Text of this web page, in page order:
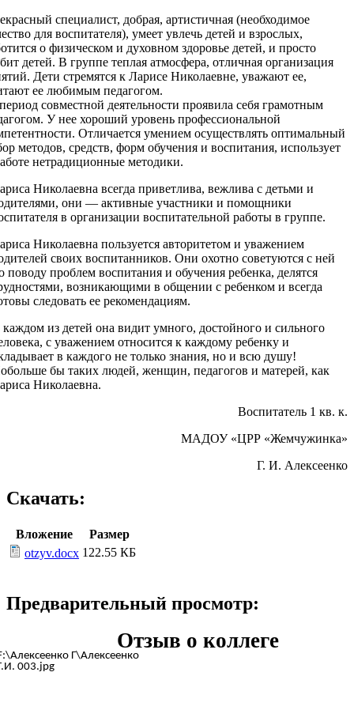
специалист, добрая, артистичная (необходимое
для воспитателя), умеет увлечь детей и взрослых,
о физическом и духовном здоровье детей, и просто
детей. В группе теплая атмосфера, отличная организация
Дети стремятся к Ларисе Николаевне, уважают ее,
ее любимым педагогом.
совместной деятельности проявила себя грамотным
У нее хороший уровень профессиональной
Отличается умением осуществлять оптимальный
методов, средств, форм обучения и воспитания, использует
нетрадиционные методики.
Николаевна всегда приветлива, вежлива с детьми и
они — активные участники и помощники
в организации воспитательной работы в группе.
Николаевна пользуется авторитетом и уважением
своих воспитанников. Они охотно советуются с ней
поводу проблем воспитания и обучения ребенка, делятся
возникающими в общении с ребенком и всегда
следовать ее рекомендациям.
из детей она видит умного, достойного и сильного
с уважением относится к каждому ребенку и
в каждого не только знания, но и всю душу!
бы таких людей, женщин, педагогов и матерей, как
Николаевна.
Воспитатель 1 кв. к.
МАДОУ «ЦРР «Жемчужинка»
Г. И. Алексеенко
Скачать:
Вложение
Размер
otzyv.docx 122.55 КБ
Предварительный просмотр:
о коллеге